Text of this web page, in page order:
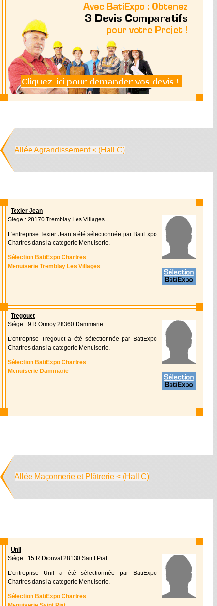
Allée Agrandissement < (Hall C)
Texier Jean
Siège : 28170 Tremblay Les Villages
L'entreprise Texier Jean a été sélectionnée par BatiExpo
Chartres dans la catégorie Menuiserie.
Sélection BatiExpo Chartres
Menuiserie Tremblay Les Villages
Tregouet
Siège : 9 R Ormoy 28360 Dammarie
L'entreprise Tregouet a été sélectionnée par BatiExpo
Chartres dans la catégorie Menuiserie.
Sélection BatiExpo Chartres
Menuiserie Dammarie
Allée Maçonnerie et Plâtrerie < (Hall C)
Unil
Siège : 15 R Dionval 28130 Saint Piat
L'entreprise Unil a été sélectionnée par BatiExpo
Chartres dans la catégorie Menuiserie.
Sélection BatiExpo Chartres